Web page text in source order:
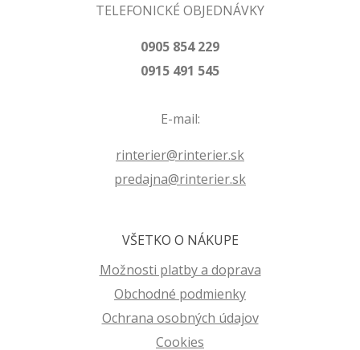
TELEFONICKÉ OBJEDNÁVKY
0905 854 229
0915 491 545
E-mail:
rinterier@rinterier.sk
predajna@rinterier.sk
VŠETKO O NÁKUPE
Možnosti platby a doprava
Obchodné podmienky
Ochrana osobných údajov
Cookies